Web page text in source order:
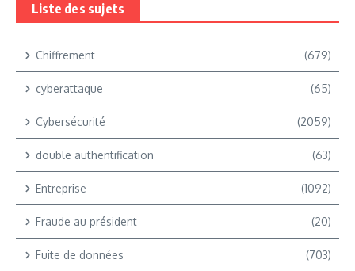
Liste des sujets
Chiffrement (679)
cyberattaque (65)
Cybersécurité (2059)
double authentification (63)
Entreprise (1092)
Fraude au président (20)
Fuite de données (703)